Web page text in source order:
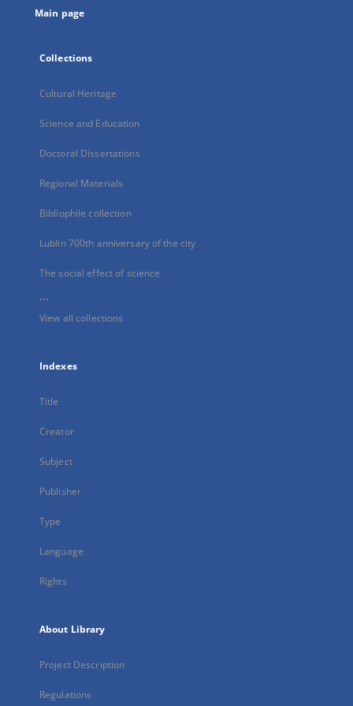
Main page
Collections
Cultural Heritage
Science and Education
Doctoral Dissertations
Regional Materials
Bibliophile collection
Lublin 700th anniversary of the city
The social effect of science
...
View all collections
Indexes
Title
Creator
Subject
Publisher
Type
Language
Rights
About Library
Project Description
Regulations